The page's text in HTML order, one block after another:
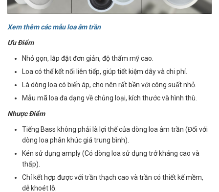
Xem thêm các mẫu loa âm trần
Ưu Điểm
Nhỏ gọn, lắp đặt đơn giản, độ thẩm mỹ cao.
Loa có thể kết nối liên tiếp, giúp tiết kiệm dây và chi phí.
Là dòng loa có biến áp, cho nên rất bền với công suất nhỏ.
Mẫu mã loa đa dạng về chủng loại, kích thước và hình thù.
Nhược Điểm
Tiếng Bass không phải là lợi thế của dòng loa âm trần (Đối với
dòng loa phân khúc giá trung bình).
Kén sử dụng amply (Có dòng loa sử dụng trở kháng cao và
thấp).
Chỉ kết hợp được với trần thạch cao và trần có thiết kế mềm,
dễ khoét lỗ.